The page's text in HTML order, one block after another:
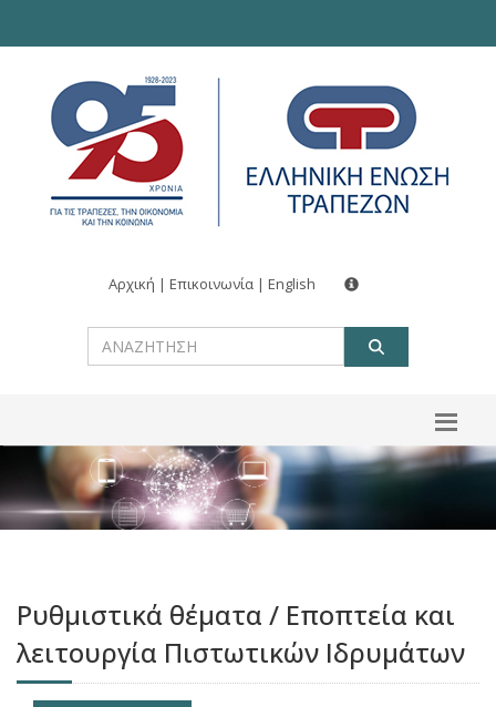
Αρχική | Επικοινωνία | English
Ρυθμιστικά θέματα / Eποπτεία και
λειτουργία Πιστωτικών Ιδρυμάτων